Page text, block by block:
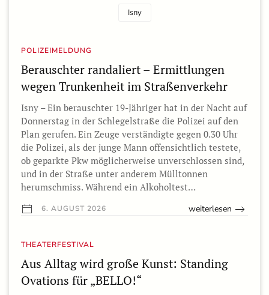
Isny
POLIZEIMELDUNG
Berauschter randaliert – Ermittlungen
wegen Trunkenheit im Straßenverkehr
Isny – Ein berauschter 19-Jähriger hat in der Nacht auf
Donnerstag in der Schlegelstraße die Polizei auf den
Plan gerufen. Ein Zeuge verständigte gegen 0.30 Uhr
die Polizei, als der junge Mann offensichtlich testete,
ob geparkte Pkw möglicherweise unverschlossen sind,
und in der Straße unter anderem Mülltonnen
herumschmiss. Während ein Alkoholtest…
6. AUGUST 2026 weiterlesen
THEATERFESTIVAL
Aus Alltag wird große Kunst: Standing
Ovations für „BELLO!“